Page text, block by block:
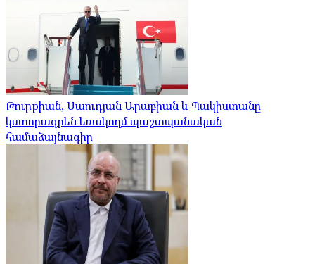
Թուրքիան, Սաուդյան Արաբիան և Պակիստանը
կստորագրեն եռակողմ պաշտպանական
համաձայնագիր